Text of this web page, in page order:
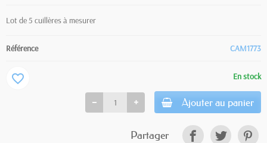
Lot de 5 cuillères à mesurer
Référence CAM1773
En stock
Ajouter au panier
favorite_border
Partager